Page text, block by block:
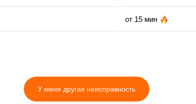
от 15 мин
от 20 мин
У меня другая неисправность